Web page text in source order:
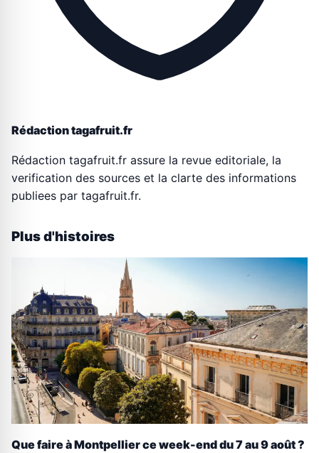
Rédaction tagafruit.fr
Rédaction tagafruit.fr assure la revue editoriale, la
verification des sources et la clarte des informations
publiees par tagafruit.fr.
Plus d'histoires
Que faire à Montpellier ce week-end du 7 au 9 août ?